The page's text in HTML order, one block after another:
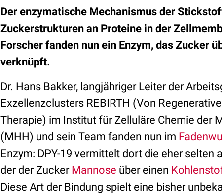
Der enzymatische Mechanismus der
Zuckerstrukturen an Proteine in der
Forscher fanden nun ein Enzym, das Zucker
verknüpft.
Dr. Hans Bakker, langjähriger Leiter der
Exzellenzclusters REBIRTH (Von
Therapie) im Institut für Zelluläre Chemie der
(MHH) und sein Team fanden nun im
Enzym: DPY-19 vermittelt dort die eher selten
der der Zucker Mannose über einen
Diese Art der Bindung spielt eine bisher